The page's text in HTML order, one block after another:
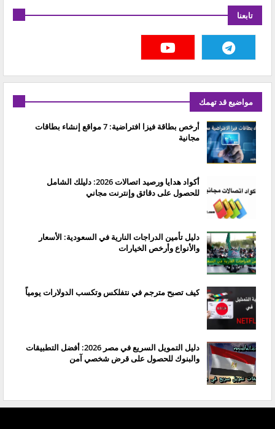
تابعنا
مواضيع قد تهمك
أرخص بطاقة فيزا افتراضية: 7 مواقع إنشاء بطاقات
مجانية
أكواد هدايا ورصيد اتصالات 2026: دليلك الشامل
للحصول على دقائق وإنترنت مجاني
دليل تأمين الدراجات النارية في السعودية: الأسعار
والأنواع وأرخص الخيارات
كيف تصبح مترجم في نتفلكس وتكسب الدولارات يومياً
دليل التمويل السريع في مصر 2026: أفضل التطبيقات
والبنوك للحصول على قرض شخصي آمن